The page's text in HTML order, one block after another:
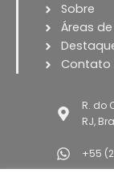
Sobre
Áreas
Contato
R. do
RJ,
+55